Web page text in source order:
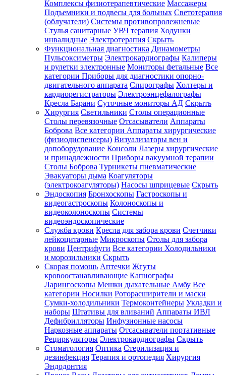
Комплексы физиотерапевтические Массажеры
Подъемники и подвесы для больных Светотерапия
(облучатели) Системы противопролежневые
Стулья санитарные УВЧ терапия Ходунки
инвалидные Электротерапия Скрыть
Функциональная диагностика Динамометры
Пульсоксиметры Электрокардиографы Калиперы
и рулетки электронные Мониторы фетальные Все
категории Приборы для диагностики опорно-
двигательного аппарата Спирографы Холтеры и
кардиорегистраторы Электроэнцефалографы
Кресла Барани Суточные мониторы АД Скрыть
Хирургия Светильники Столы операционные
Столы перевязочные Отсасыватели Аппараты
Боброва Все категории Аппараты хирургические
(физиодиспенсеры) Визуализаторы вен и
допоборудование Консоли Лазеры хирургические
и принадлежности Приборы вакуумной терапии
Столы Боброва Турникеты пневматические
Эвакуаторы дыма Коагуляторы
(электрокоагуляторы) Насосы шприцевые Скрыть
Эндоскопия Бронхоскопы Гастроскопы и
видеогастроскопы Колоноскопы и
видеоколоноскопы Системы
видеоэндоскопические
Служба крови Кресла для забора крови Счетчики
лейкоцитарные Микроскопы Столы для забора
крови Центрифуги Все категории Холодильники
и морозильники Скрыть
Скорая помощь Аптечки Жгуты
кровоостанавливающие Капнографы
Ларингоскопы Мешки дыхательные Амбу Все
категории Носилки Роторасширители и маски
Сумки-холодильники Термоконтейнеры Укладки и
наборы Штативы для вливаний Аппараты ИВЛ
Дефибрилляторы Инфузионные насосы
Наркозные аппараты Отсасыватели портативные
Рециркуляторы Электрокардиографы Скрыть
Стоматология Оптика Стерилизация и
дезинфекция Терапия и ортопедия Хирургия
Эндодонтия